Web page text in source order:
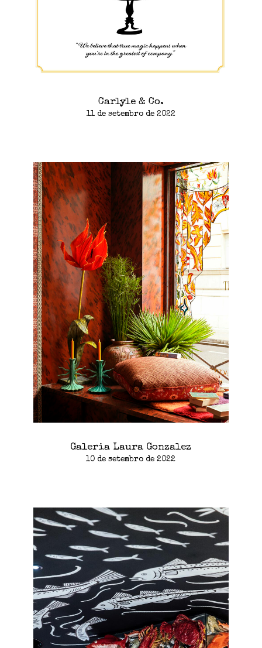
Carlyle & Co.
11 de setembro de 2022
Galeria Laura Gonzalez
10 de setembro de 2022